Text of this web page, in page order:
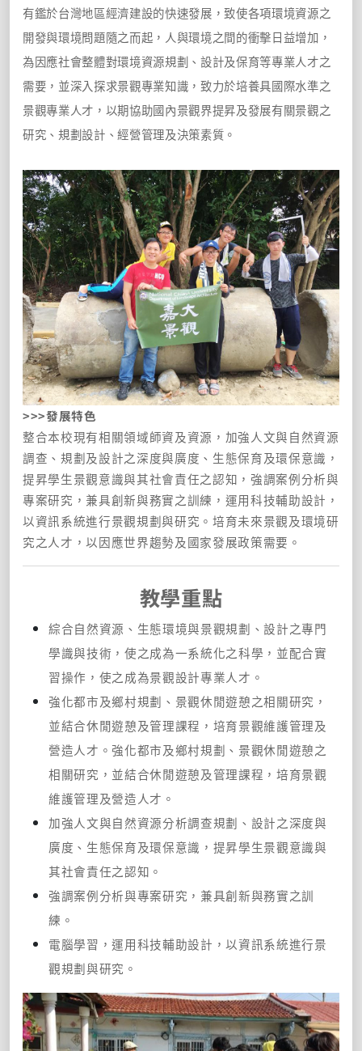
有鑑於台灣地區經濟建設的快速發展，致使各項環境資源之
開發與環境問題隨之而起，人與環境之間的衝擊日益增加，
為因應社會整體對環境資源規劃、設計及保育等專業人才之
需要，並深入探求景觀專業知識，致力於培養具國際水準之
景觀專業人才，以期協助國內景觀界提昇及發展有關景觀之
研究、規劃設計、經營管理及決策素質。
>>>發展特色
整合本校現有相關領域師資及資源，加強人文與自然資源
調查、規劃及設計之深度與廣度、生態保育及環保意識，
提昇學生景觀意識與其社會責任之認知，強調案例分析與
專案研究，兼具創新與務實之訓練，運用科技輔助設計，
以資訊系統進行景觀規劃與研究。培育未來景觀及環境研
究之人才，以因應世界趨勢及國家發展政策需要。
教學重點
綜合自然資源、生態環境與景觀規劃、設計之專門
學識與技術，使之成為一系統化之科學，並配合實
習操作，使之成為景觀設計專業人才。
強化都市及鄉村規劃、景觀休閒遊憩之相關研究，
並結合休閒遊憩及管理課程，培育景觀維護管理及
營造人才。強化都市及鄉村規劃、景觀休閒遊憩之
相關研究，並結合休閒遊憩及管理課程，培育景觀
維護管理及營造人才。
加強人文與自然資源分析調查規劃、設計之深度與
廣度、生態保育及環保意識，提昇學生景觀意識與
其社會責任之認知。
強調案例分析與專案研究，兼具創新與務實之訓
練。
電腦學習，運用科技輔助設計，以資訊系統進行景
觀規劃與研究。